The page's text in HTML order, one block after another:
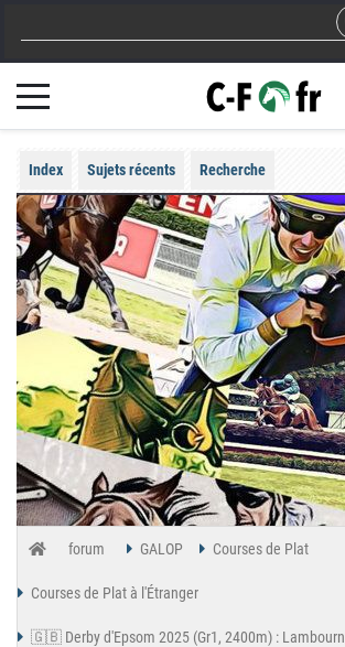
Index Sujets récents Recherche
forum GALOP Courses de Plat
Courses de Plat à l'Étranger
🇬🇧 Derby d'Epsom 2025 (Gr1, 2400m) : Lambourn